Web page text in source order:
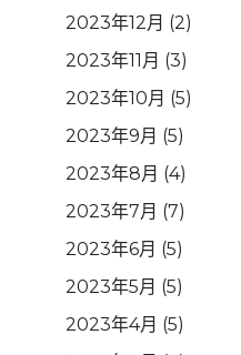
2023年12月 (2)
2023年11月 (3)
2023年10月 (5)
2023年9月 (5)
2023年8月 (4)
2023年7月 (7)
2023年6月 (5)
2023年5月 (5)
2023年4月 (5)